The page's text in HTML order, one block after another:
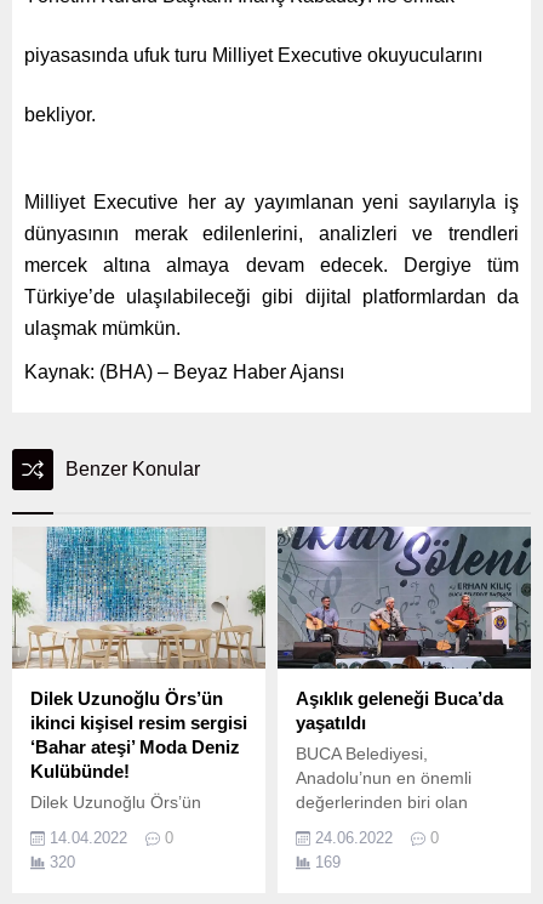
piyasasında ufuk turu Milliyet Executive okuyucularını
bekliyor.
Milliyet Executive her ay yayımlanan yeni sayılarıyla iş
dünyasının merak edilenlerini, analizleri ve trendleri
mercek altına almaya devam edecek. Dergiye tüm
Türkiye’de ulaşılabileceği gibi dijital platformlardan da
ulaşmak mümkün.
Kaynak: (BHA) – Beyaz Haber Ajansı
Benzer Konular
Dilek Uzunoğlu Örs’ün
ikinci kişisel resim sergisi
‘Bahar ateşi’ Moda Deniz
Kulübünde!
Dilek Uzunoğlu Örs’ün
Nisan & 26 Nisan-18 Mayıs
tarihlerinde Galeri Binyıl ile
14.04.2022
0
320
Aşıklık geleneği Buca’da
yaşatıldı
BUCA Belediyesi,
Anadolu’nun en önemli
değerlerinden biri olan
ve yaşatmak için Hasanağa
Bahçesi’nde Aşıklar Şöleni
24.06.2022
0
169